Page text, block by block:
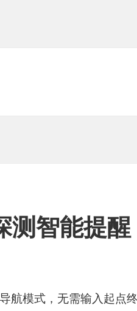
测智能提醒
航模式，无需输入起点